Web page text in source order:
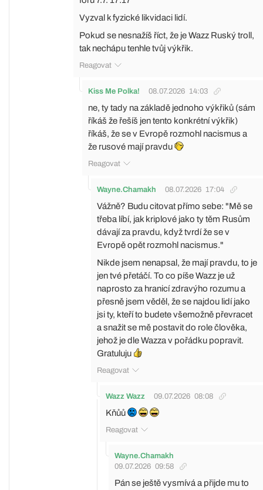
Vyzval k fyzické likvidaci lidí.
Pokud se nesnažíš říct, že je Wazz Ruský troll,
tak nechápu tenhle tvůj výkřik.
Reagovat
Kiss Me Polka! 08.07.2026 14:03
ne, ty tady na základě jednoho výkřiků (sám
říkáš že řešíš jen tento konkrétní výkřik)
říkáš, že se v Evropě rozmohl nacismus a
že rusové mají pravdu
Reagovat
Wayne.Chamakh 08.07.2026 17:04
Vážně? Budu citovat přímo sebe: "Mě se
třeba líbí, jak kriplové jako ty těm Rusům
dávají za pravdu, když tvrdí že se v
Evropě opět rozmohl nacismus."
Nikde jsem nenapsal, že mají pravdu, to je
jen tvé přetáčí. To co píše Wazz je už
naprosto za hranicí zdravýho rozumu a
přesně jsem věděl, že se najdou lidí jako
jsi ty, kteří to budete všemožně převracet
a snažit se mě postavit do role člověka,
jehož je dle Wazza v pořádku popravit.
Gratuluju
Reagovat
Wazz Wazz 09.07.2026 08:08
Kňůů
Reagovat
Wayne.Chamakh
09.07.2026 09:58
Pán se ještě vysmívá a přijde mu to